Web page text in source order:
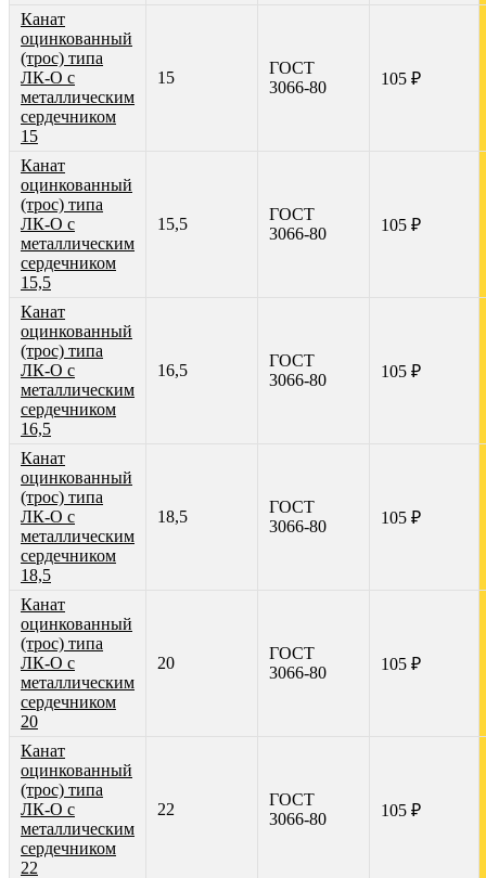
Канат
оцинкованный
(трос) типа
ЛК-О с
металлическим
сердечником
15
15
ГОСТ
3066-80
105 ₽
Канат
оцинкованный
(трос) типа
ЛК-О с
металлическим
сердечником
15,5
15,5
ГОСТ
3066-80
105 ₽
Канат
оцинкованный
(трос) типа
ЛК-О с
металлическим
сердечником
16,5
16,5
ГОСТ
3066-80
105 ₽
Канат
оцинкованный
(трос) типа
ЛК-О с
металлическим
сердечником
18,5
18,5
ГОСТ
3066-80
105 ₽
Канат
оцинкованный
(трос) типа
ЛК-О с
металлическим
сердечником
20
20
ГОСТ
3066-80
105 ₽
Канат
оцинкованный
(трос) типа
ЛК-О с
металлическим
сердечником
22
22
ГОСТ
3066-80
105 ₽